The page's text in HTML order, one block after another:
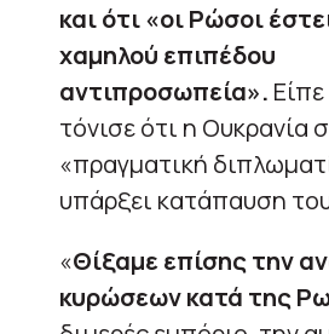
και ότι «οι Ρώσοι
χαμηλού επιπέδου
αντιπροσωπεία».
τόνισε ότι η Ουκρανία
«πραγματική
υπάρξει κατάπαυση
«Θίξαμε επίσης την
κυρώσεων κατά της